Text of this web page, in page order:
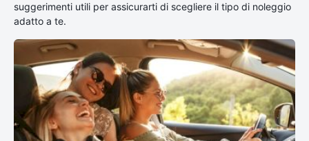
suggerimenti utili per assicurarti di scegliere il tipo di noleggio
adatto a te.